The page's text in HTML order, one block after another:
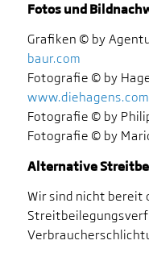
Fotos und
Grafiken © by
baur.com
Fotografie © by
www.diehagens.com
Fotografie © by
Fotografie © by
Alternative
Wir sind nicht bereit